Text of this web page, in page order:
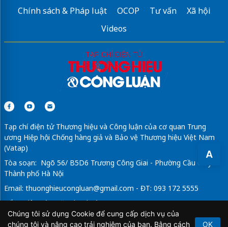
A
Central Lakeside Tố Hữu
Dự án Imperia Royal Island Vũ Yên
The Grand Riveria
Chính sách & Pháp luật
OCOP Tư vấn
Xã hội
Videos
Tạp chí điện tử Thương hiệu và Công luận của cơ quan Trung
ương Hiệp hội Chống hàng giả và Bảo vệ Thương hiệu Việt Nam
(Vatap)
Tòa soạn: Ngõ 56/ B5D6 Trương Công Giai - Phường Cầu Giấy -
Thành phố Hà Nội
Email: thuonghieucongluan@gmail.com - ĐT: 093 172 5555
Tổng Biên Tập: Vũ Đức Thuận
Giấy phép hoạt động báo chí điện tử số 64/GP-BTTTT do Bộ
Chúng tôi sử dụng Cookie để cung cấp dịch vụ của
chúng tôi và nâng cao trải nghiệm của bạn. Bằng cách
OK